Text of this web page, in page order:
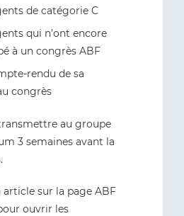
de catégorie C
qui n’ont encore
à un congrès ABF
rendu de sa
congrès
au groupe
3 semaines avant la
article sur la page ABF
ouvrir les